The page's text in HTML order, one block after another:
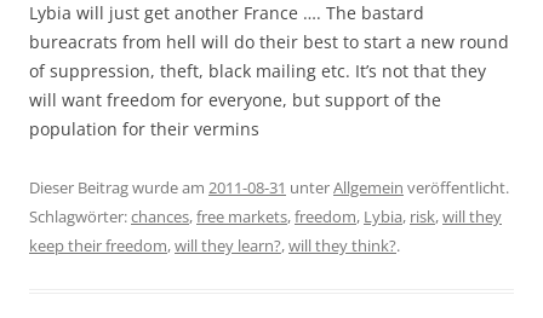
Lybia will just get another France …. The bastard
bureacrats from hell will do their best to start a new round
of suppression, theft, black mailing etc. It’s not that they
will want freedom for everyone, but support of the
population for their vermins
Dieser Beitrag wurde am 2011-08-31 unterAllgemein veröffentlicht.
Schlagwörter:chances,free markets,freedom, Lybia, risk,will they
keep their freedom,will they learn?,will they think?.